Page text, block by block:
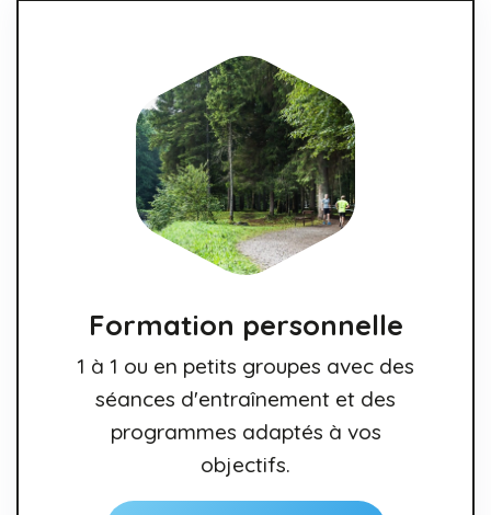
Formation personnelle
1 à 1 ou en petits groupes avec des
séances d'entraînement et des
programmes adaptés à vos
objectifs.